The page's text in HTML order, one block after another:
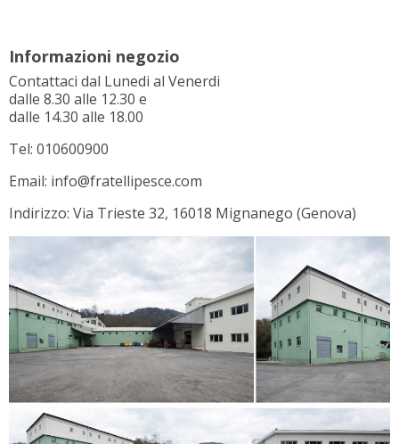
Informazioni negozio
Contattaci dal Lunedi al Venerdi
dalle 8.30 alle 12.30 e
dalle 14.30 alle 18.00
Tel: 010600900
Email: info@fratellipesce.com
Indirizzo: Via Trieste 32, 16018 Mignanego (Genova)